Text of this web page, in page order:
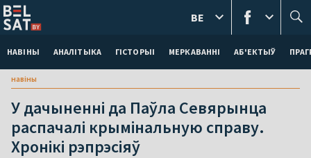
НАВІНЫ АНАЛІТЫКА ГІСТОРЫІ МЕРКАВАННI АБ'ЕКТЫЎ
BE
навіны
У дачыненні да Паўла Севярынца
распачалі крымінальную справу.
Хронікі рэпрэсіяў